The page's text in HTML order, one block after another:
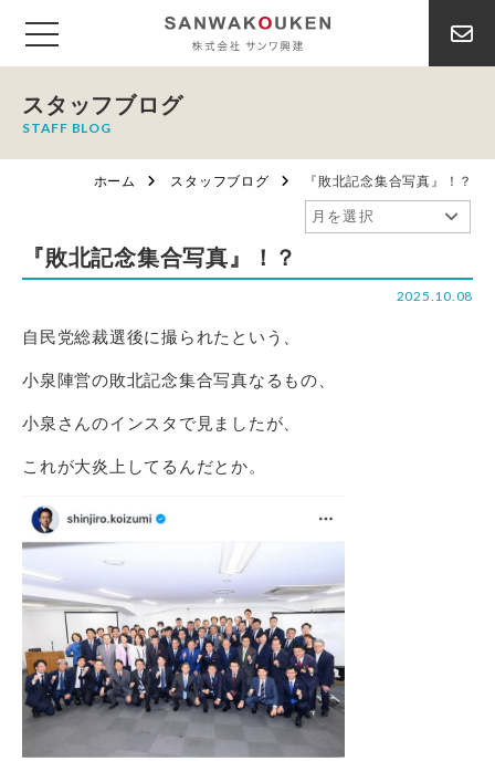
スタッフブログ
STAFF BLOG
ホーム スタッフブログ 『敗北記念集合写真』！？
『敗北記念集合写真』！？
2025.10.08
自民党総裁選後に撮られたという、
小泉陣営の敗北記念集合写真なるもの、
小泉さんのインスタで見ましたが、
これが大炎上してるんだとか。